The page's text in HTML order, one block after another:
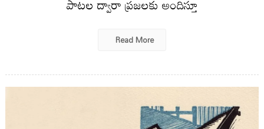
పాటల ద్వారా ప్రజలకు అందిస్తూ
Read More